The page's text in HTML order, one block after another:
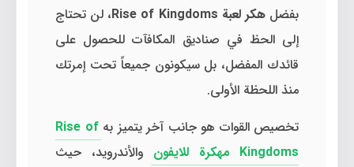
بفضلهكر لعبة Rise of Kingdoms
، لن تحتاج
إلى الحظ في صناديق المكافآت للحصول على
قائدك المفضل، بل سيكونون جميعاً تحت إمرتك
منذ اللحظة الأولى.
تخصيص القوات هو جانب آخر يتميز بهRise of
Kingdoms مهكرة للايفون
والأندرويد، حيث